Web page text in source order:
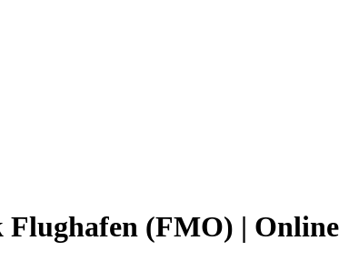
Flughafen (FMO) | Online